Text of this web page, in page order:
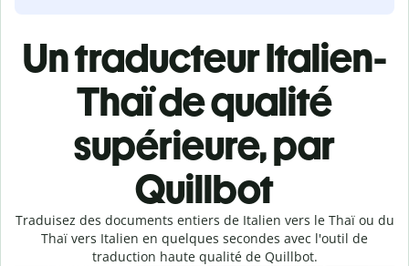
Un traducteur Italien-
Thaï de qualité
supérieure, par
Quillbot
Traduisez des documents entiers de Italien vers le Thaï ou du
Thaï vers Italien en quelques secondes avec l'outil de
traduction haute qualité de Quillbot.